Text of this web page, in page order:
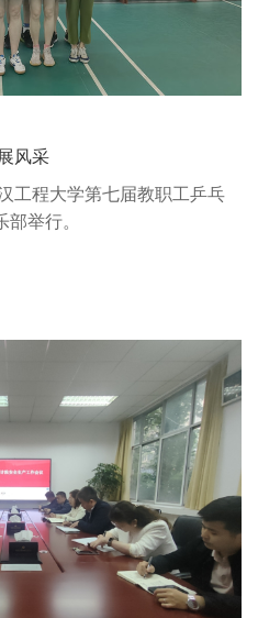
风采
工程大学第七届教职工乒乓
举行。